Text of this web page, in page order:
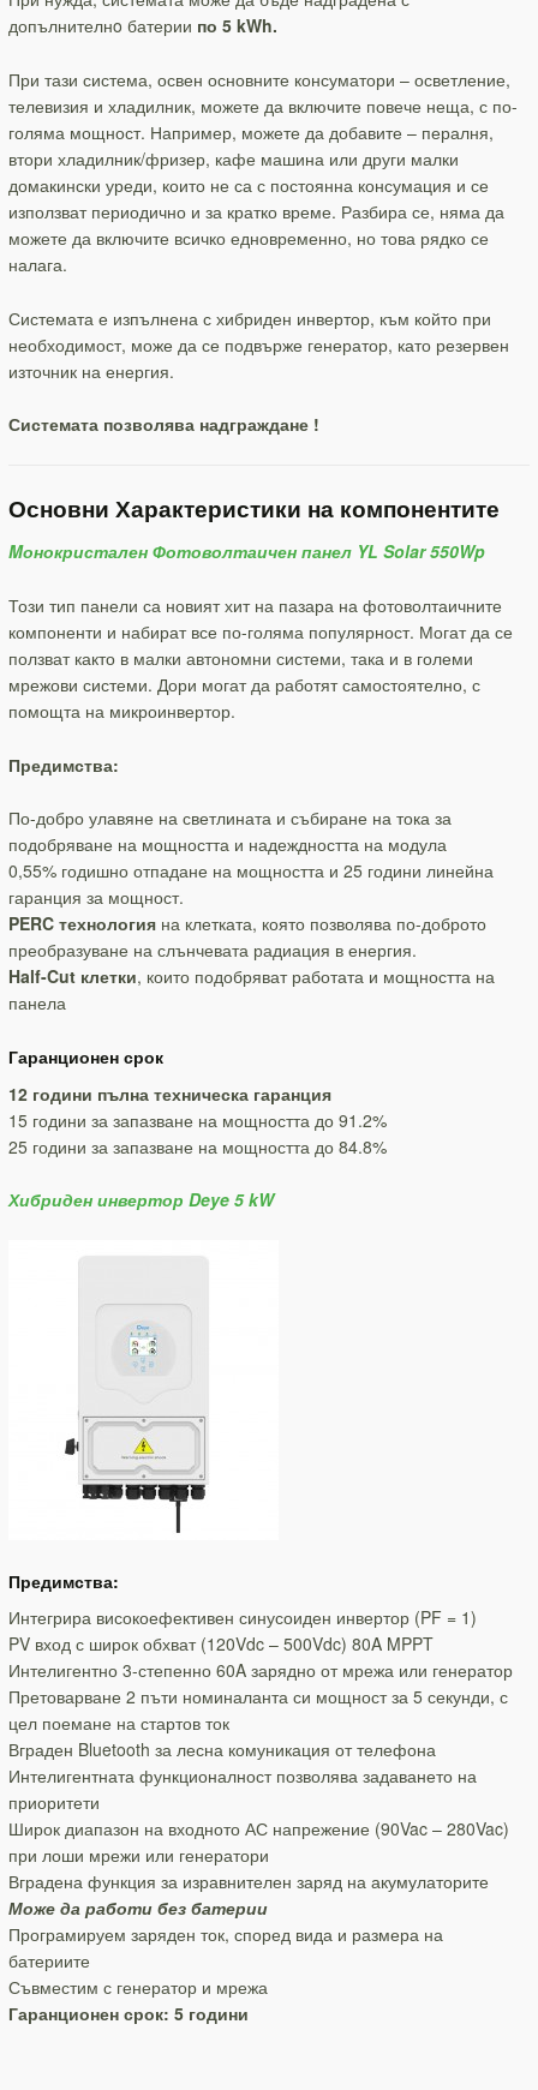
допълнителнo батерии по 5 kWh.
При тази система, освен основните консуматори – осветление,
телевизия и хладилник, можете да включите повече неща, с по-
голяма мощност. Например, можете да добавите – пералня,
втори хладилник/фризер, кафе машина или други малки
домакински уреди, които не са с постоянна консумация и се
използват периодично и за кратко време. Разбира се, няма да
можете да включите всичко едновременно, но това рядко се
налага.
Системата е изпълнена с хибриден инвертор, към който при
необходимост, може да се подвърже генератор, като резервен
източник на енергия.
Системата позволява надграждане !
Основни Характеристики на компонентите
Mонокристален Фотоволтаичен панел YL Solar 550Wp
Този тип панели са новият хит на пазара на фотоволтаичните
компоненти и набират все по-голяма популярност. Могат да се
ползват както в малки автономни системи, така и в големи
мрежови системи. Дори могат да работят самостоятелно, с
помощта на микроинвертор.
Предимства:
По-добро улавяне на светлината и събиране на тока за
подобряване на мощността и надеждността на модула
0,55% годишно отпадане на мощността и 25 години линейна
гаранция за мощност.
PERC технология на клетката, която позволява по-доброто
преобразуване на слънчевата радиация в енергия.
Half-Cut клетки, които подобряват работата и мощността на
панела
Гаранционен срок
12 години пълна техническа гаранция
15 години за запазване на мощността до 91.2%
25 години за запазване на мощността до 84.8%
Хибриден инвертор Deye 5 kW
Предимства:
Интегрира високоефективен синусоиден инвертор (PF = 1)
PV вход с широк обхват (120Vdc – 500Vdc) 80A MPPT
Интелигентно 3-степенно 60A зарядно от мрежа или генератор
Претоварване 2 пъти номиналанта си мощност за 5 секунди, с
цел поемане на стартов ток
Вграден Bluetooth за лесна комуникация от телефона
Интелигентната функционалност позволява задаването на
приоритети
Широк диапазон на входното АС напрежение (90Vac – 280Vac)
при лоши мрежи или генератори
Вградена функция за изравнителен заряд на акумулаторите
Може да работи без батерии
Програмируем заряден ток, според вида и размера на
батериите
Съвместим с генератор и мрежа
Гаранционен срок: 5 години